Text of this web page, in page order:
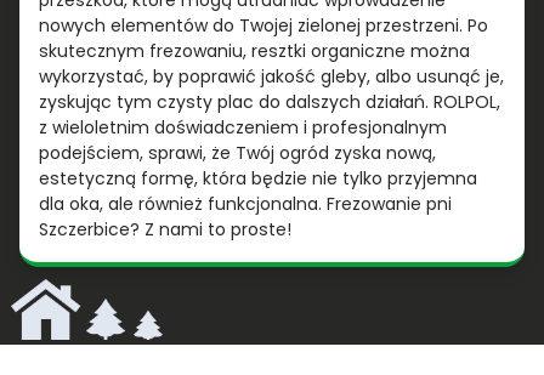
nowych elementów do Twojej zielonej przestrzeni. Po
skutecznym frezowaniu, resztki organiczne można
wykorzystać, by poprawić jakość gleby, albo usunąć je,
zyskując tym czysty plac do dalszych działań. ROLPOL,
z wieloletnim doświadczeniem i profesjonalnym
podejściem, sprawi, że Twój ogród zyska nową,
estetyczną formę, która będzie nie tylko przyjemna
dla oka, ale również funkcjonalna. Frezowanie pni
Szczerbice? Z nami to proste!